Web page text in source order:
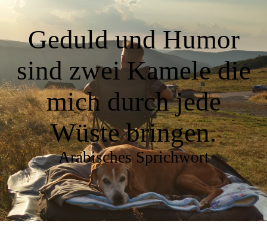
Geduld und Humor
sind zwei Kamele die
mich durch jede
Wüste bringen.
Arabisches Sprichwort